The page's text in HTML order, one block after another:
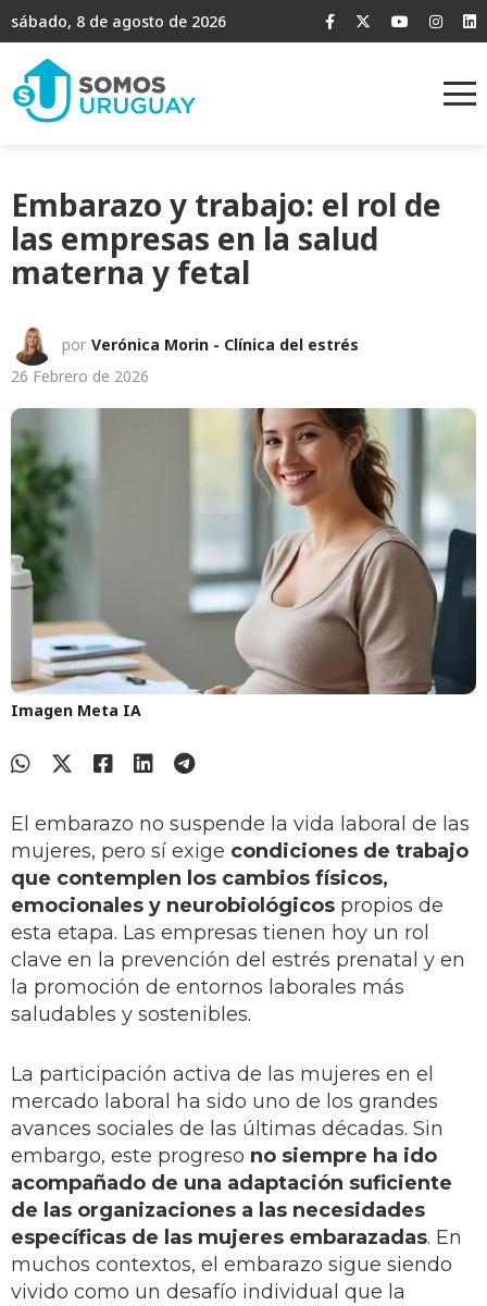
sábado, 8 de agosto de 2026
Embarazo y trabajo: el rol de
las empresas en la salud
materna y fetal
por Verónica Morin - Clínica del estrés
26 Febrero de 2026
Imagen Meta IA
El embarazo no suspende la vida laboral de las
mujeres, pero sí exige condiciones de trabajo
que contemplen los cambios físicos,
emocionales y neurobiológicos propios de
esta etapa. Las empresas tienen hoy un rol
clave en la prevención del estrés prenatal y en
la promoción de entornos laborales más
saludables y sostenibles.
La participación activa de las mujeres en el
mercado laboral ha sido uno de los grandes
avances sociales de las últimas décadas. Sin
embargo, este progreso no siempre ha ido
acompañado de una adaptación suficiente
de las organizaciones a las necesidades
específicas de las mujeres embarazadas. En
muchos contextos, el embarazo sigue siendo
vivido como un desafío individual que la